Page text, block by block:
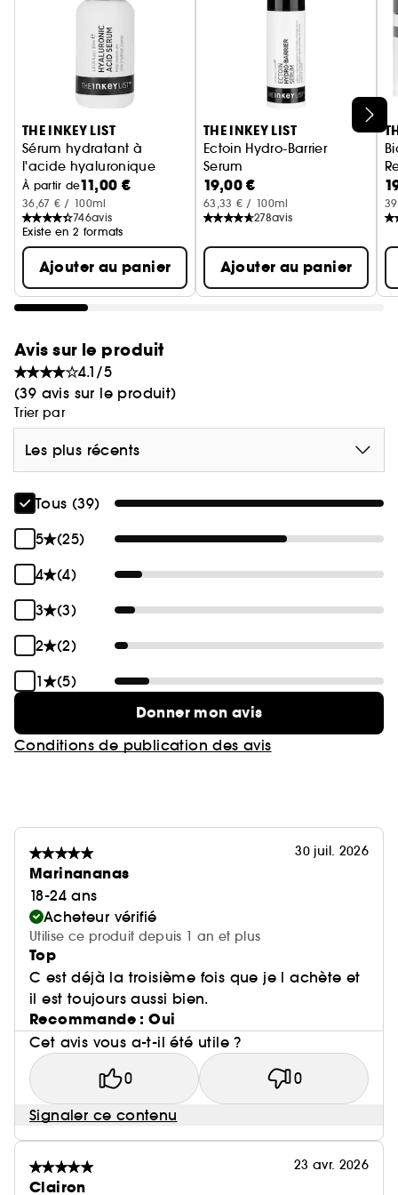
naturel d'acides aminés à haut poids
moléculaire, spécialement conçu pour améliorer
l'hydratation de la peau.
- InvisaSkin 2 % : maintient les niveaux
d'hydratation dans la peau.
THE INKEY LIST
Sérum hydratant à
l'acide hyaluronique
Sérum visage
À partir de11,00 €
36,67 € / 100ml
746avis
Existe en 2 formats
Ajouter au panier
THE INKEY LIST
Ectoin Hydro-Barrier
Serum
Sérum Hydratant et Protecteur
19,00 €
63,33 € / 100ml
278avis
Ajouter au panier
Avis sur le produit
4.1/5
(39 avis sur le produit)
Trier par
Les plus récents
Tous (39)
5
(25)
4
(4)
3
(3)
2
(2)
1
(5)
Donner mon avis
Conditions de publication des avis
30 juil. 2026
Marinananas
18-24 ans
Acheteur vérifié
Utilise ce produit depuis 1 an et plus
Top
C est déjà la troisième fois que je l achète et
il est toujours aussi bien.
Recommande : Oui
Cet avis vous a-t-il été utile ?
0 0
Signaler ce contenu
23 avr. 2026
Clairon